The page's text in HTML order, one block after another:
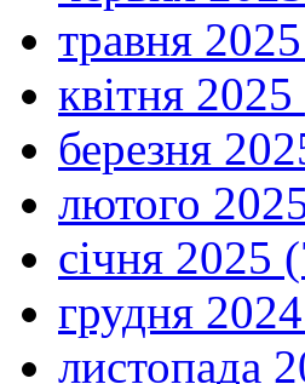
травня
квітня
березня
лютого
січня 2025
грудня
листопада